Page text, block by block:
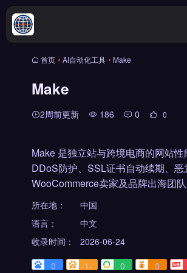
首页 • AI自动化工具 • Make
Make
2周前更新 186 0 0
Make 是独立站与跨境电商的网站
DDoS防护、SSL证书自动续期、
WooCommerce卖家及品牌出海团
所在地：
中国
语言：
中文
收录时间：
2026-06-24
0
1- 0 0